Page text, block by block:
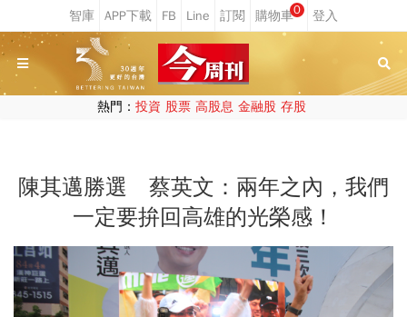
0
熱門： 投資 股票 高股息 金融股 存股
陳其邁勝選 蔡英文：兩年之內，我們
一定要拚回高雄的光榮感！